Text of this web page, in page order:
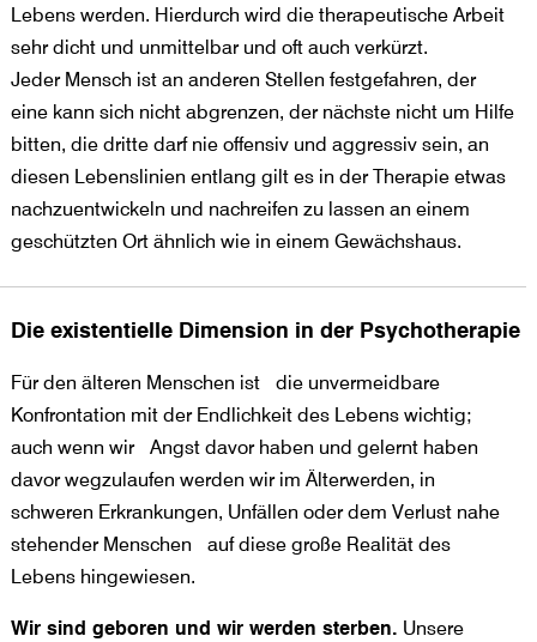
Lebens werden. Hierdurch wird die therapeutische Arbeit
sehr dicht und unmittelbar und oft auch verkürzt.
Jeder Mensch ist an anderen Stellen festgefahren, der
eine kann sich nicht abgrenzen, der nächste nicht um Hilfe
bitten, die dritte darf nie offensiv und aggressiv sein, an
diesen Lebenslinien entlang gilt es in der Therapie etwas
nachzuentwickeln und nachreifen zu lassen an einem
geschützten Ort ähnlich wie in einem Gewächshaus.
Die existentielle Dimension in der Psychotherapie
Für den älteren Menschen ist die unvermeidbare
Konfrontation mit der Endlichkeit des Lebens wichtig;
auch wenn wir Angst davor haben und gelernt haben
davor wegzulaufen werden wir im Älterwerden, in
schweren Erkrankungen, Unfällen oder dem Verlust nahe
stehender Menschen auf diese große Realität des
Lebens hingewiesen.
Wir sind geboren und wir werden sterben. Unsere